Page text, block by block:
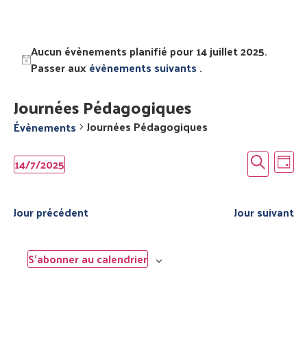
Aucun évènements planifié pour 14 juillet 2025.
Passer auxévènements suivants .
Journées Pédagogiques
Évènements Journées Pédagogiques
et de
Jour
14/7/2025
Sélectionnez
Jour précédent Jour suivant
S’abonner au calendrier